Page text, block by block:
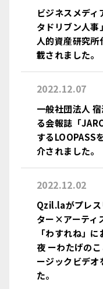
ビジネスメディ
タドリブン人事
人的資産研究所
載されました。
2022.12.07
一般社団法人
る会報誌「
するLOOPASS
介されました。
2022.12.02
Qzil.laがプレ
ター×アーティ
「わすれね」
夜 ーわたげの
ージックビデオ
た。